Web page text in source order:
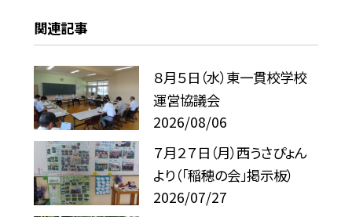
関連記事
８月５日（水）東一貫校学校
運営協議会
2026/08/06
７月２７日（月）西うさぴょん
より（「稲穂の会」掲示板）
2026/07/27